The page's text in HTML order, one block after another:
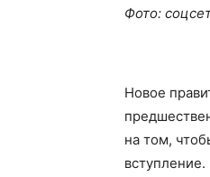
Фото:
Новое
на том,
вступление.